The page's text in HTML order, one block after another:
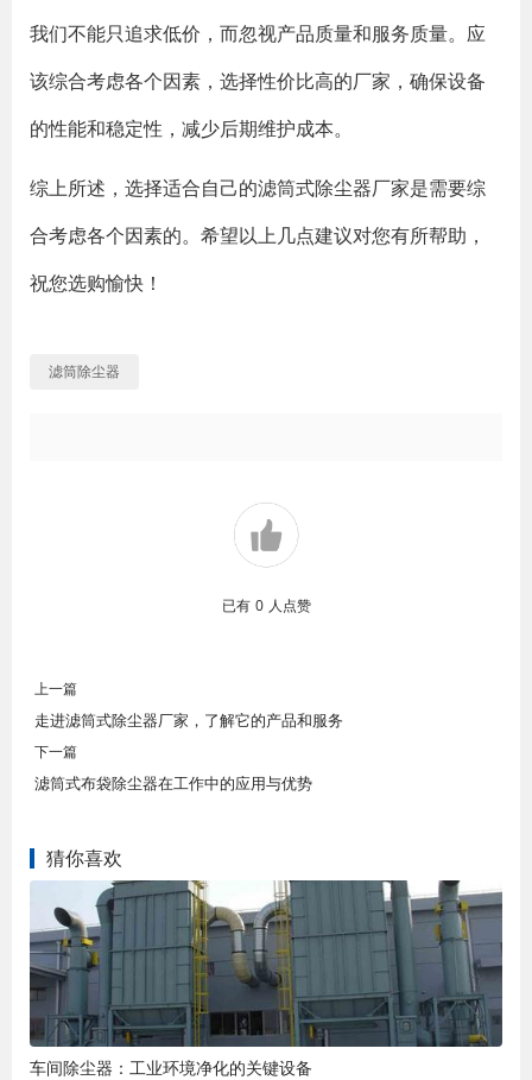
我们不能只追求低价，而忽视产品质量和服务质量。应
该综合考虑各个因素，选择性价比高的厂家，确保设备
的性能和稳定性，减少后期维护成本。
综上所述，选择适合自己的滤筒式除尘器厂家是需要综
合考虑各个因素的。希望以上几点建议对您有所帮助，
祝您选购愉快！
滤筒除尘器
已有 0 人点赞
上一篇
走进滤筒式除尘器厂家，了解它的产品和服务
下一篇
滤筒式布袋除尘器在工作中的应用与优势
猜你喜欢
车间除尘器：工业环境净化的关键设备